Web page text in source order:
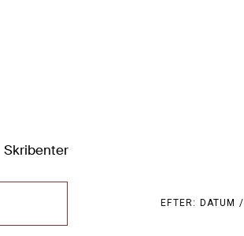
Skribenter
EFTER: DATUM /